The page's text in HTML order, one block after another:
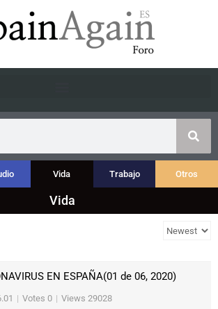
Vida Trabajo Otros
Vida
EN ESPAÑA(01 de 06, 2020)
| Votes 0 | Views 29028